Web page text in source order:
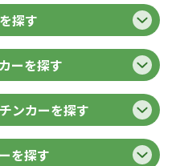
探す
ーを探す
ンカーを探す
を探す